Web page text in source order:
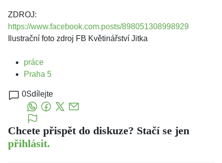
ZDROJ:
https://www.facebook.com.posts/898051308998929
Ilustrační foto zdroj FB Květinářství Jitka
práce
Praha 5
0Sdílejte
Chcete přispět do diskuze? Stačí se jen
přihlásit.